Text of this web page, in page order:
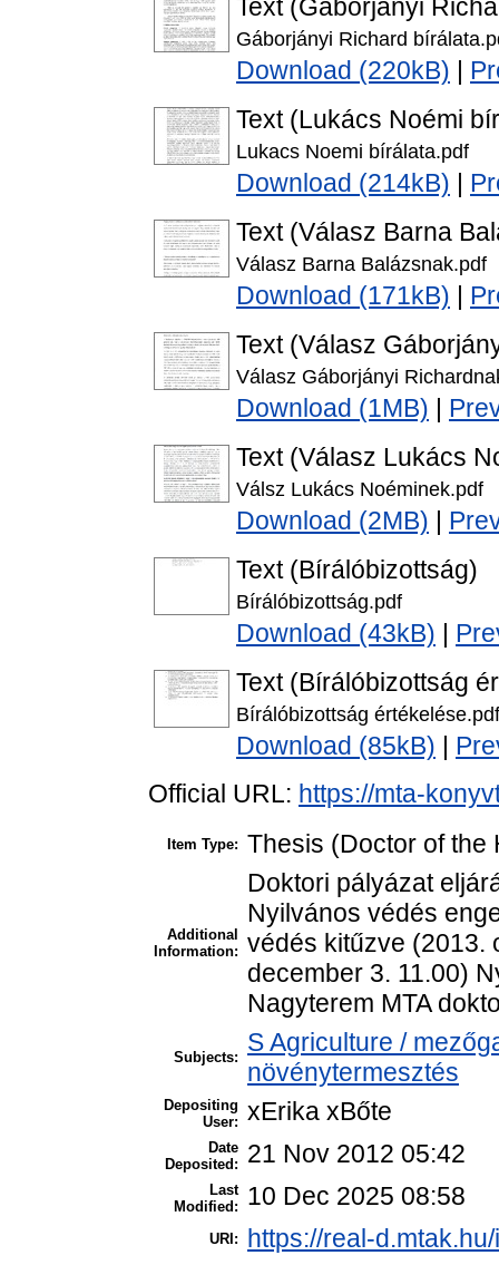
Text (Gáborjányi
Gáborjányi Richard
Download (220kB)
Text (Lukács Noémi
Lukacs Noemi bírálata.pdf
Download (214kB)
Text (Válasz Barna
Válasz Barna Balázsnak.pdf
Download (171kB)
Text (Válasz
Válasz Gáborjányi
Download (1MB)
Text (Válasz Lukács
Válsz Lukács Noéminek.pdf
Download (2MB)
Text (Bírálóbizottság)
Bírálóbizottság.pdf
Download (43kB)
Text (Bírálóbizottság
Bírálóbizottság értékelése.pdf
Download (85kB)
Official URL: https://mta-
Item Type: Thesis (Doctor of the
Additional
Information:
Doktori pályázat
Nyilvános védés
védés kitűzve (2013.
december 3. 11.00)
Nagyterem MTA
Subjects:
S Agriculture /
növénytermesztés
Depositing
User: xErika xBőte
Date
Deposited:
21 Nov 2012 05:42
Last
Modified:
10 Dec 2025 08:58
URI: https://real-